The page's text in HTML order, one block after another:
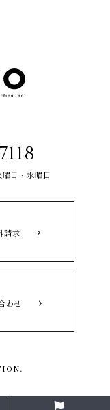
日・水曜日
請求
わせ